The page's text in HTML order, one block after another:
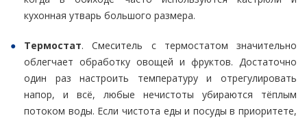
кухонная утварь большого размера.
Термостат. Смеситель с термостатом значительно
облегчает обработку овощей и фруктов. Достаточно
один раз настроить температуру и отрегулировать
напор, и всё, любые нечистоты убираются тёплым
потоком воды. Если чистота еды и посуды в приоритете,